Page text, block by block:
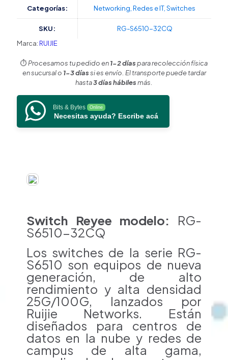
Center
Puertos
QSFP28
VXLAN
que
Transmisión
Ilimitada
Datos
Programación
Flexible
cantidad
Categorías: Networking Redes e IT, Switches
SKU:
RG-S6510-32CQ
Marca:RUIJIE
⏱️Procesamos tu pedido en1-2 díaspara recolección física
en sucursal o 1-3 díassi es envío. El transporte puede tardar
hasta3 días hábilesmás.
Bits & Bytes Online
Necesitas ayuda? Escribe acá
Switch Reyee modelo: RG-
S6510-32CQ
Los switches de la serie RG-
S6510 son equipos de nueva
generación, de alto
rendimiento y alta densidad
25G/100G, lanzados por
Ruijie Networks. Están
diseñados para centros de
datos en la nube y redes de
campus de alta gama,